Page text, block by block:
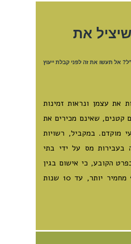
את
אל תעשו את זה לפני קבלת ייעוץ
את עצמן ונראות זמינות
קטנים, שאינם מכירים את
מוקדם. במקביל, רשויות
בעבירות מס על ידי בתי
הקובע, כי אישום בגין
עבירות מקור הכוללות עבירות מס חמורות יגרור ענישה ברף מחמיר יותר, עד 10 שנות